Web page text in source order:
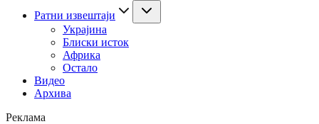
Ратни извештаји
Украјина
Блиски исток
Африка
Остало
Видео
Архива
Реклама